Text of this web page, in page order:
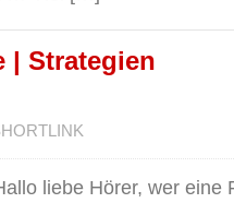
| Strategien
liebe Hörer, wer eine